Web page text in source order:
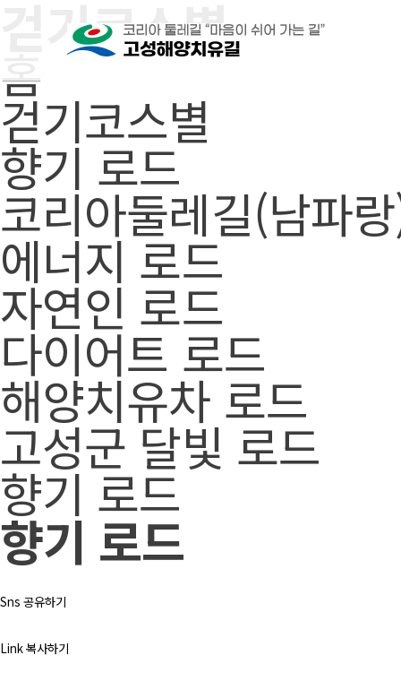
걷기코스별
홈
걷기코스별
향기 로드
코리아둘레길(남파
에너지 로드
자연인 로드
다이어트 로드
해양치유차 로드
고성군 달빛 로드
향기 로드
향기 로드
Sns 공유하기
Link 복사하기